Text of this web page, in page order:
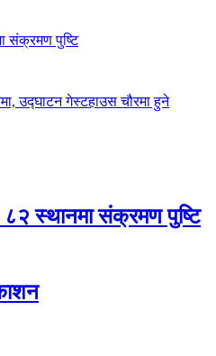
संक्रमण पुष्टि
उद्घाटन गेस्टहाउस चौरमा हुने
८२ स्थानमा संक्रमण पुष्टि